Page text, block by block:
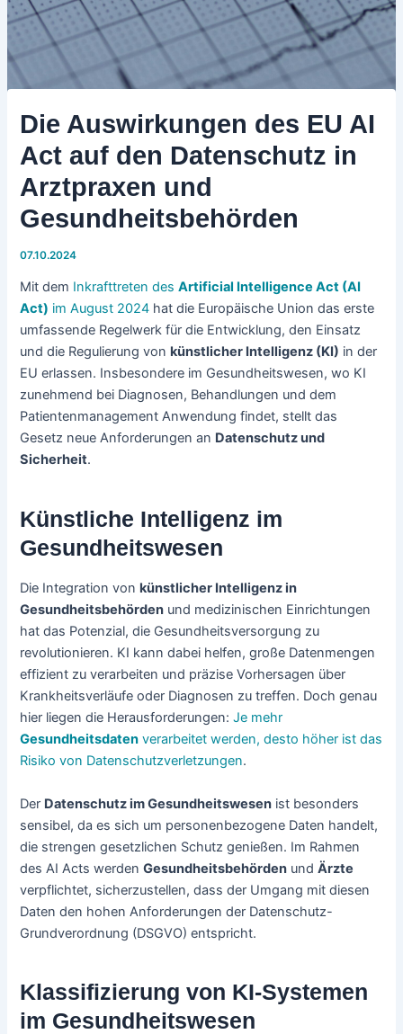
Die Auswirkungen des EU AI
Act auf den Datenschutz in
Arztpraxen und
Gesundheitsbehörden
07.10.2024
Mit dem Inkrafttreten desArtificial Intelligence Act (AI
Act) im August 2024 hat die Europäische Union das erste
umfassende Regelwerk für die Entwicklung, den Einsatz
und die Regulierung von künstlicher Intelligenz (KI) in der
EU erlassen. Insbesondere im Gesundheitswesen, wo KI
zunehmend bei Diagnosen, Behandlungen und dem
Patientenmanagement Anwendung findet, stellt das
Gesetz neue Anforderungen an Datenschutz und
Sicherheit.
Künstliche Intelligenz im
Gesundheitswesen
Die Integration von künstlicher Intelligenz in
Gesundheitsbehörden und medizinischen Einrichtungen
hat das Potenzial, die Gesundheitsversorgung zu
revolutionieren. KI kann dabei helfen, große Datenmengen
effizient zu verarbeiten und präzise Vorhersagen über
Krankheitsverläufe oder Diagnosen zu treffen. Doch genau
hier liegen die Herausforderungen:Je mehr
Gesundheitsdaten verarbeitet werden, desto höher ist das
Risiko von Datenschutzverletzungen.
Der Datenschutz im Gesundheitswesen ist besonders
sensibel, da es sich um personenbezogene Daten handelt,
die strengen gesetzlichen Schutz genießen. Im Rahmen
des AI Acts werdenGesundheitsbehörden undÄrzte
verpflichtet, sicherzustellen, dass der Umgang mit diesen
Daten den hohen Anforderungen der Datenschutz-
Grundverordnung (DSGVO) entspricht.
Klassifizierung von KI-Systemen
im Gesundheitswesen